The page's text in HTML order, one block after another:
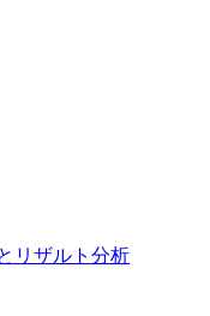
リザルト分析